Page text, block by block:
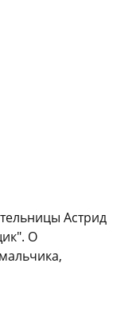
Астрид
О